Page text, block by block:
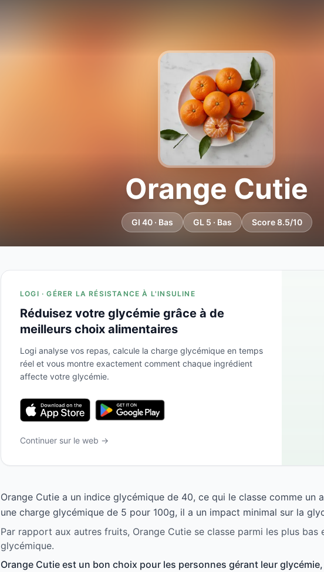
Orange Cutie
GI 40 · Bas GL 5 · Bas Score 8.5/10
LOGI · GÉRER LA RÉSISTANCE À L'INSULINE
Réduisez votre glycémie grâce à de
meilleurs choix alimentaires
Logi analyse vos repas, calcule la charge glycémique en temps
réel et vous montre exactement comment chaque ingrédient
affecte votre glycémie.
Continuer sur le web →
Orange Cutie a un indice glycémique de 40, ce qui le classe comme un
une charge glycémique de 5 pour 100g, il a un impact minimal sur la
Par rapport aux autres fruits, Orange Cutie se classe parmi les plus bas
glycémique.
Orange Cutie est un bon choix pour les personnes gérant leur